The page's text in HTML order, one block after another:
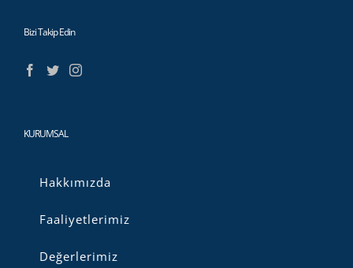
Bizi Takip Edin
KURUMSAL
Hakkımızda
Faaliyetlerimiz
Değerlerimiz